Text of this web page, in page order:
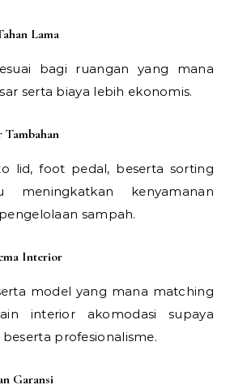
Lama
bagi ruangan yang mana
serta biaya lebih ekonomis.
lid, foot pedal, beserta sorting
meningkatkan kenyamanan
sampah.
Interior
model yang mana matching
interior akomodasi supaya
profesionalisme.
Garansi